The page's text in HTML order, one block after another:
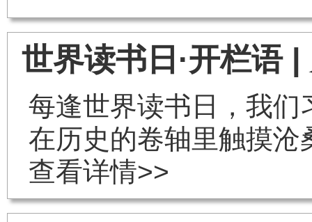
世界读书日·开栏语
每逢世界读书日，我
在历史的卷轴里触摸沧
查看详情>>